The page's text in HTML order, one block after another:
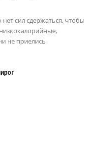
сил сдержаться, чтобы
не приелись